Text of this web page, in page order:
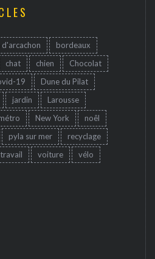
d'arcachon
bordeaux
chat chien
Chocolat
19
Dune du Pilat
jardin
Larousse
New York
noêl
pyla sur mer
recyclage
travail voiture
vélo